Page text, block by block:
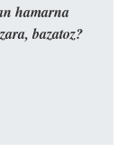
hamarna
bazatoz?